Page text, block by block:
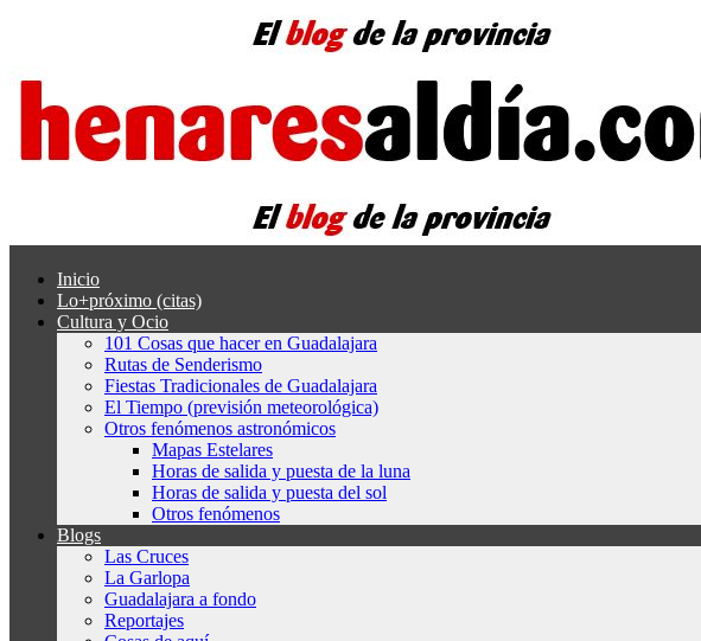
Inicio
Lo+próximo (citas)
Cultura y Ocio
101 Cosas que hacer en Guadalajara
Rutas de Senderismo
Fiestas Tradicionales de Guadalajara
El Tiempo (previsión meteorológica)
Otros fenómenos astronómicos
Mapas Estelares
Horas de salida y puesta de la luna
Horas de salida y puesta del sol
Otros fenómenos
Blogs
Las Cruces
La Garlopa
Guadalajara a fondo
Reportajes